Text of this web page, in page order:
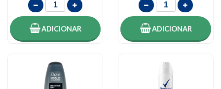
ADICIONAR ADICIONAR